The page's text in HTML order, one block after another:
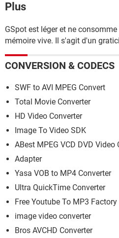
Plus
GSpot est léger et ne
mémoire vive. Il s'agit d'un
CONVERSION & CODECS
SWF to AVI MPEG Convert
Total Movie Converter
HD Video Converter
Image To Video SDK
ABest MPEG VCD DVD Video
Adapter
Yasa VOB to MP4 Converter
Ultra QuickTime Converter
Free Youtube To MP3 Factory
image video converter
Bros AVCHD Converter